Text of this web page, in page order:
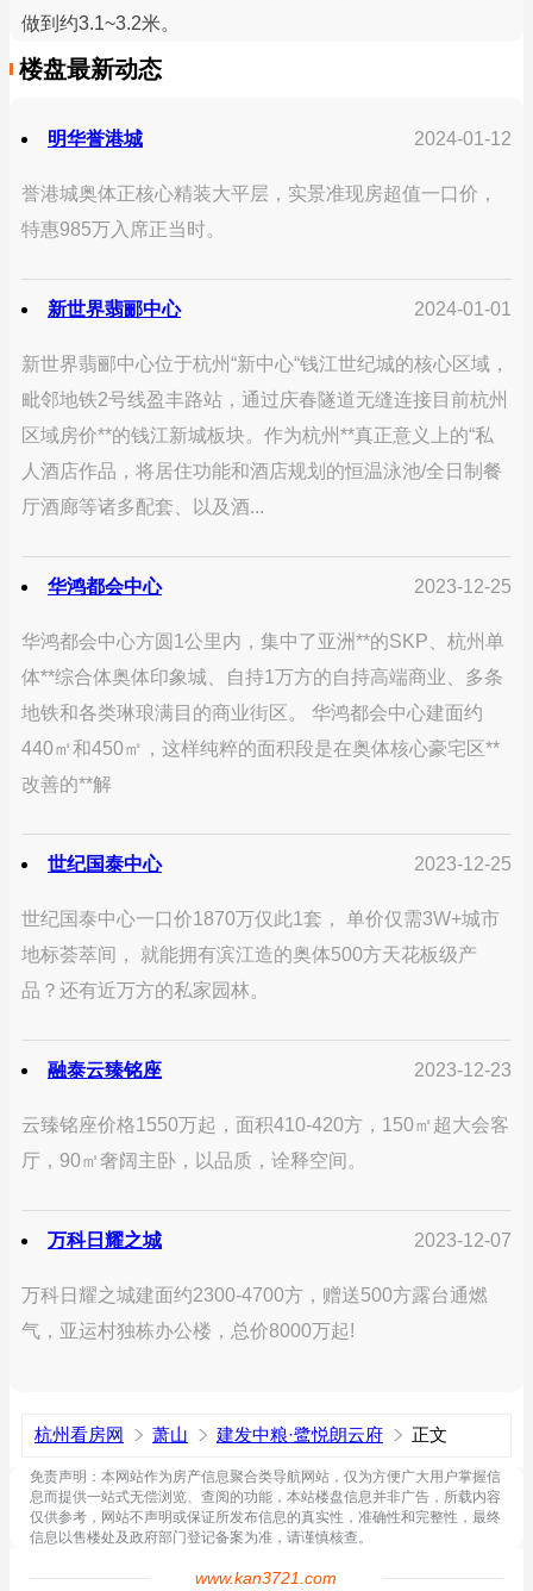
做到约3.1~3.2米。
楼盘最新动态
明华誉港城 2024-01-12
誉港城奥体正核心精装大平层，实景准现房超值一口价，
特惠985万入席正当时。
新世界翡郦中心 2024-01-01
新世界翡郦中心位于杭州“新中心“钱江世纪城的核心区域，
毗邻地铁2号线盈丰路站，通过庆春隧道无缝连接目前杭州
区域房价**的钱江新城板块。作为杭州**真正意义上的“私
人酒店作品，将居住功能和酒店规划的恒温泳池/全日制餐
厅酒廊等诸多配套、以及酒...
华鸿都会中心 2023-12-25
华鸿都会中心方圆1公里内，集中了亚洲**的SKP、杭州单
体**综合体奥体印象城、自持1万方的自持高端商业、多条
地铁和各类琳琅满目的商业街区。 华鸿都会中心建面约
440㎡和450㎡，这样纯粹的面积段是在奥体核心豪宅区**
改善的**解
世纪国泰中心 2023-12-25
世纪国泰中心一口价1870万仅此1套， 单价仅需3W+城市
地标荟萃间， 就能拥有滨江造的奥体500方天花板级产
品？还有近万方的私家园林。
融泰云臻铭座 2023-12-23
云臻铭座价格1550万起，面积410-420方，150㎡超大会客
厅，90㎡奢阔主卧，以品质，诠释空间。
万科日耀之城 2023-12-07
万科日耀之城建面约2300-4700方，赠送500方露台通燃
气，亚运村独栋办公楼，总价8000万起!
杭州看房网 萧山 建发中粮·鹭悦朗云府 正文
免责声明：本网站作为房产信息聚合类导航网站，仅为方便广大用户掌握信
息而提供一站式无偿浏览、查阅的功能，本站楼盘信息并非广告，所载内容
仅供参考，网站不声明或保证所发布信息的真实性，准确性和完整性，最终
信息以售楼处及政府部门登记备案为准，请谨慎核查。
www.kan3721.com